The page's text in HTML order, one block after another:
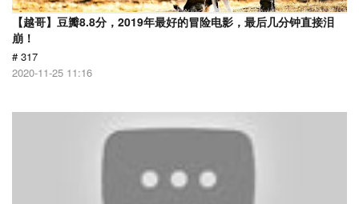
【越哥】豆瓣8.8分，2019年最好的冒险电影，最后几分钟直接泪
崩！
# 317
2020-11-25 11:16